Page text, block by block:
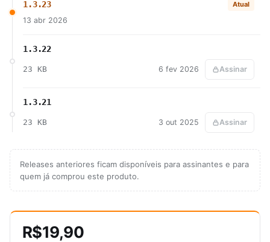
1.3.23 Atual
13 abr 2026
1.3.22
23 KB 6 fev 2026 Assinar
1.3.21
23 KB 3 out 2025 Assinar
Releases anteriores ficam disponíveis para assinantes e para
quem já comprou este produto.
R$19,90